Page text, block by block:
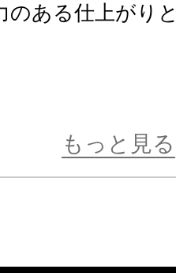
のある仕上がり
のある仕上がり
もっと見る